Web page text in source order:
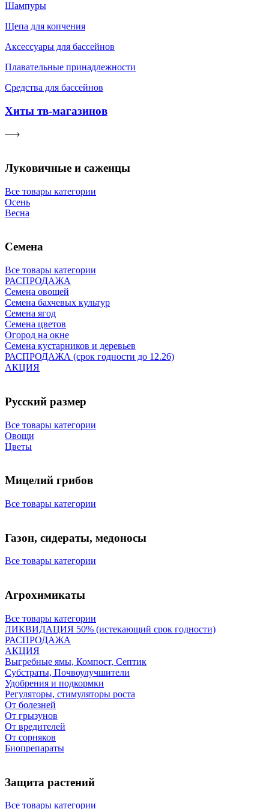
Шампуры
Щепа для копчения
Аксессуары для бассейнов
Плавательные принадлежности
Средства для бассейнов
Хиты тв-магазинов
Луковичные и саженцы
Все товары категории
Осень
Весна
Семена
Все товары категории
РАСПРОДАЖА
Семена овощей
Семена бахчевых культур
Семена ягод
Семена цветов
Огород на окне
Семена кустарников и деревьев
РАСПРОДАЖА (срок годности до 12.26)
АКЦИЯ
Русский размер
Все товары категории
Овощи
Цветы
Мицелий грибов
Все товары категории
Газон, сидераты, медоносы
Все товары категории
Агрохимикаты
Все товары категории
ЛИКВИДАЦИЯ 50% (истекающий срок годности)
РАСПРОДАЖА
АКЦИЯ
Выгребные ямы, Компост, Септик
Субстраты, Почвоулучшители
Удобрения и подкормки
Регуляторы, стимуляторы роста
От болезней
От грызунов
От вредителей
От сорняков
Биопрепараты
Защита растений
Все товары категории